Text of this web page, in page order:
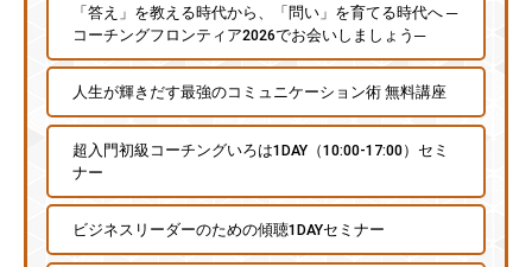
「答え」を教える時代から、「問い」を育てる時代へ ─
コーチングフロンティア2026でお会いしましょう─
人生が輝きだす最強のコミュニケーション術 無料講座
超入門初級コーチングいろは1DAY（10:00-17:00）セミ
ナー
ビジネスリーダーのための傾聴1DAYセミナー